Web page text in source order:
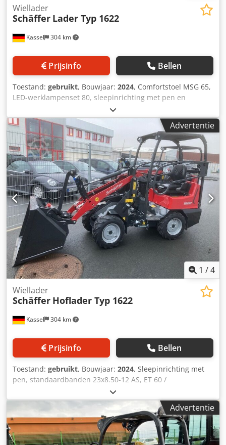
Kassel 304 km
Wiellader
Schäffer Lader Typ 1622
Prijsinfo Bellen
Toestand: gebruikt, Bouwjaar: 2024, Comfortstoel MSG 65,
LED-werklampenset 80, sleepinrichting met pen en
sjorogen, standaardbanden 23x8.50-12 AS, ET 60
aanbouwframe / yard loader-werktuigopname type SWH
hydraulische lichtgoedschep mini, hoekig 0,90 m, 315 l met
bestuurdersbeschermdak K Chsdjtvf Rdepfx Ab Aea
Advertentie
1 /4
Kassel 304 km
Wiellader
Schäffer Hoflader Typ 1622
Prijsinfo Bellen
Toestand: gebruikt, Bouwjaar: 2024, Sleepinrichting met
pen, standaardbanden 23x8.50-12 AS, ET 60 /
aanbouwframe voor wiellader-WS type SWH, hydraulische
lichtgoedbak mini, rechthoekig 0,90 m / 315 l met
bestuurdersbeschermdak, Kubota dieselmotor D902 16,2
kW = 22 pk, First Edition uitrusting. Csdpfsrxr N Uex Ab
Asha
Advertentie